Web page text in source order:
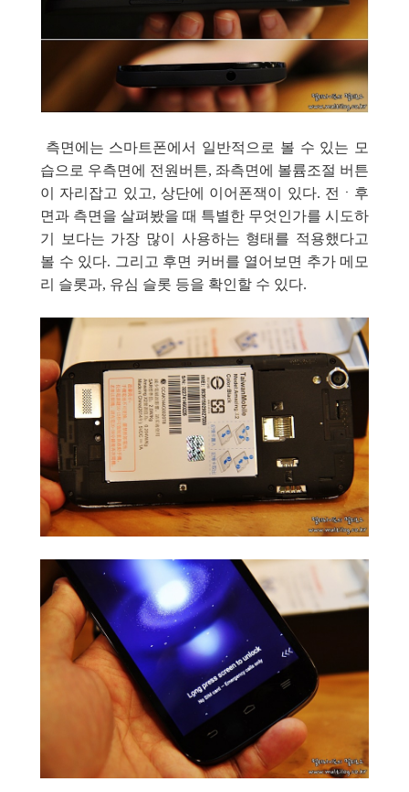
측면에는 스마트폰에서 일반적으로 볼 수 있는 모
습으로 우측면에 전원버튼, 좌측면에 볼륨조절 버튼
이 자리잡고 있고, 상단에 이어폰잭이 있다. 전ㆍ후
면과 측면을 살펴봤을 때 특별한 무엇인가를 시도하
기 보다는 가장 많이 사용하는 형태를 적용했다고
볼 수 있다. 그리고 후면 커버를 열어보면 추가 메모
리 슬롯과, 유심 슬롯 등을 확인할 수 있다.